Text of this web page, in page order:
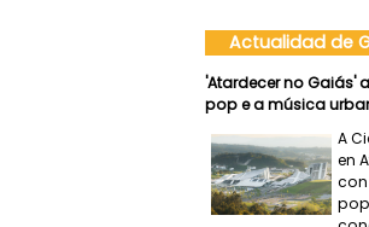
Actualidad de
'Atardecer no Gaiás'
pop e a música
A
en